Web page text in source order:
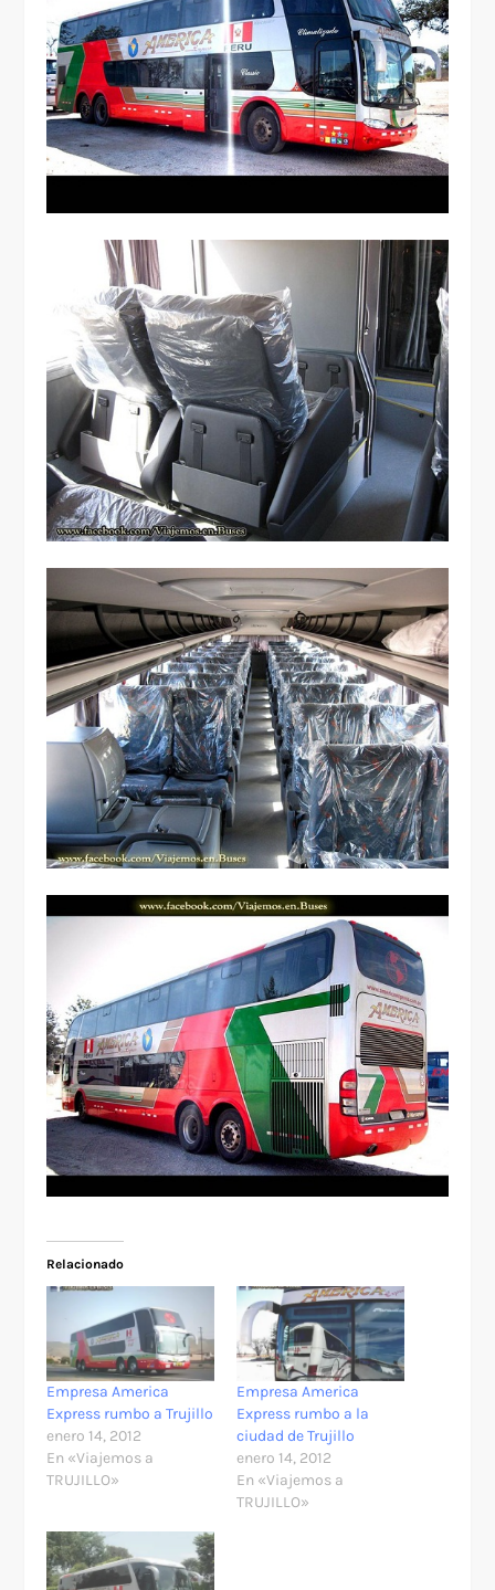
Relacionado
Empresa America
Express rumbo a Trujillo
enero 14, 2012
En «Viajemos a
TRUJILLO»
Empresa America
Express rumbo a la
ciudad de Trujillo
enero 14, 2012
En «Viajemos a
TRUJILLO»